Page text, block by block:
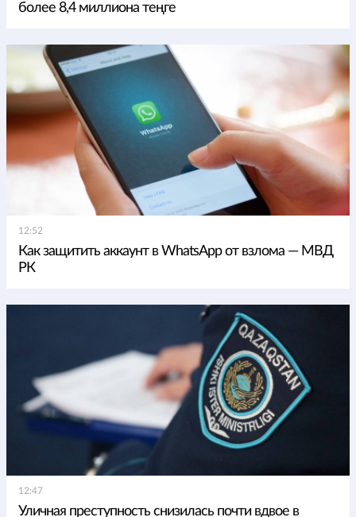
более 8,4 миллиона теңге
12:52
Как защитить аккаунт в WhatsApp от взлома — МВД
РК
12:47
Уличная преступность снизилась почти вдвое в